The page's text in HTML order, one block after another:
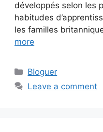
développés selon les
habitudes
les familles
more
Categories
Bloguer
Leave a comment